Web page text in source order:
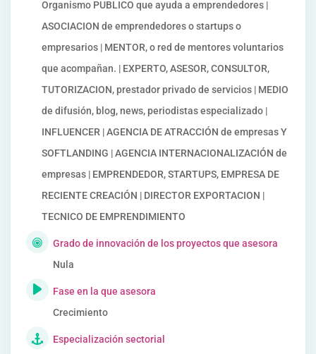
Organismo PUBLICO que ayuda a emprendedores |
ASOCIACION de emprendedores o startups o
empresarios | MENTOR, o red de mentores voluntarios
que acompañan. | EXPERTO, ASESOR, CONSULTOR,
TUTORIZACION, prestador privado de servicios | MEDIO
de difusión, blog, news, periodistas especializado |
INFLUENCER | AGENCIA DE ATRACCIÓN de empresas Y
SOFTLANDING | AGENCIA INTERNACIONALIZACIÓN de
empresas | EMPRENDEDOR, STARTUPS, EMPRESA DE
RECIENTE CREACIÓN | DIRECTOR EXPORTACION |
TECNICO DE EMPRENDIMIENTO
Grado de innovación de los proyectos que asesora
Nula
Fase en la que asesora
Crecimiento
Especialización sectorial